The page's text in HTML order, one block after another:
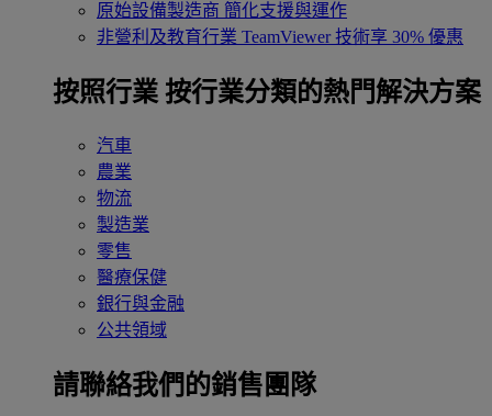
原始設備製造商 簡化支援與運作
非營利及教育行業 TeamViewer 技術享 30% 優惠
按照行業 按行業分類的熱門解決方案
汽車
農業
物流
製造業
零售
醫療保健
銀行與金融
公共領域
請聯絡我們的銷售團隊